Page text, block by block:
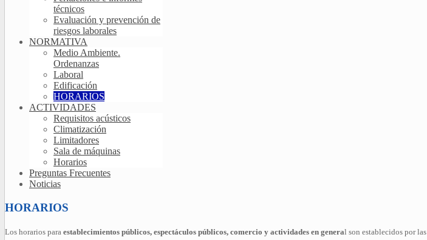
técnicos
Evaluación y prevención de
riesgos laborales
NORMATIVA
Medio Ambiente.
Ordenanzas
Laboral
Edificación
HORARIOS
ACTIVIDADES
Requisitos acústicos
Climatización
Limitadores
Sala de máquinas
Horarios
Preguntas Frecuentes
Noticias
HORARIOS
Los horarios para establecimientos públicos, espectáculos públicos, comercio y actividades en general son establecidos por las